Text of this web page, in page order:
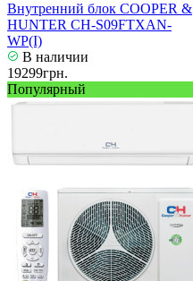
Внутренний блок COOPER &
HUNTER CH-S09FTXAN-
WP(I)
В наличии
19299грн.
Популярный